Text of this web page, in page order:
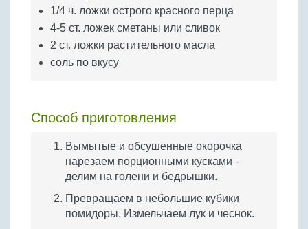
1/4 ч. ложки острого красного перца
4-5 ст. ложек сметаны или сливок
2 ст. ложки растительного масла
соль по вкусу
Способ приготовления
Вымытые и обсушенные окорочка
нарезаем порционными кусками -
делим на голени и бедрышки.
Превращаем в небольшие кубики
помидоры. Измельчаем лук и чеснок.